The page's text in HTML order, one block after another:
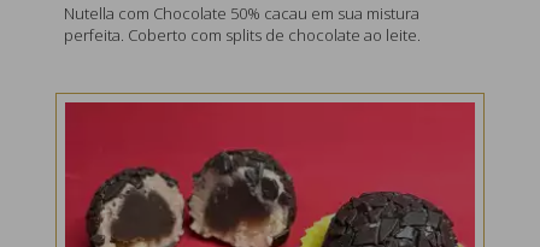
Nutella com Chocolate 50% cacau em sua mistura
perfeita. Coberto com splits de chocolate ao leite.